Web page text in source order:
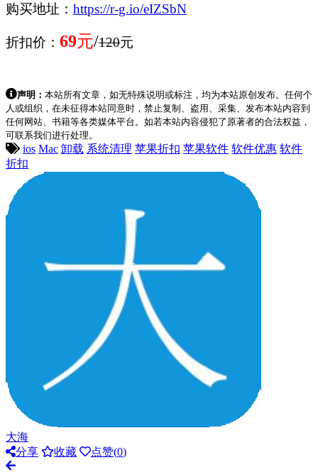
购买地址： https://r-g.io/eIZSbN
折扣价： 69元/120元
声明： 本站所有文章，如无特殊说明或标注，均为本站原创发布。任何个
人或组织，在未征得本站同意时，禁止复制、盗用、采集、发布本站内容到
任何网站、书籍等各类媒体平台。如若本站内容侵犯了原著者的合法权益，
可联系我们进行处理。
ios Mac 卸载 系统清理 苹果折扣 苹果软件 软件优惠 软件
折扣
大海
分享
收藏 点赞(0)